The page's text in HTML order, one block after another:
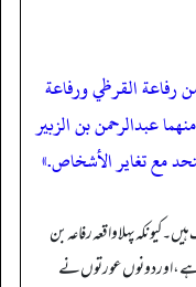
رفاعة القرظي ورفاعة
عبدالرحمن بن الزبير
مع تغاير الأشخاص.»
کیونکہ پہلا واقعہ رفاعہ بن
ہے، اور دونوں عورتوں نے